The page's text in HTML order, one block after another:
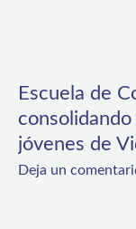
Escuela de
jóvenes de
Deja un
Colo-